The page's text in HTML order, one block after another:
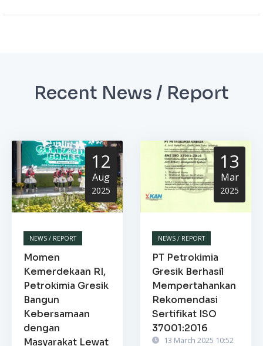
Recent News / Report
12
Aug
2025
NEWS / REPORT
Momen
Kemerdekaan RI,
Petrokimia Gresik
Bangun
Kebersamaan
dengan
Masyarakat Lewat
13
Mar
2025
NEWS / REPORT
PT Petrokimia
Gresik Berhasil
Mempertahankan
Rekomendasi
Sertifikat ISO
37001:2016
13 March 2025 10:52